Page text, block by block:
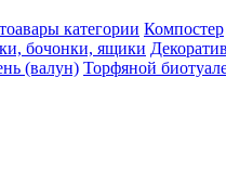
категории Компостер
бочонки, ящики
(валун) Торфяной